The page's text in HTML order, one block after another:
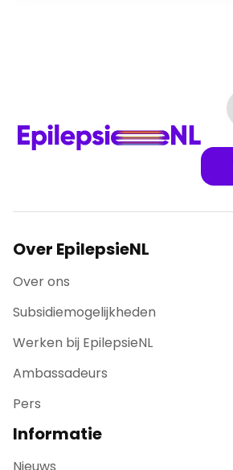
Over EpilepsieNL
Over ons
Subsidiemogelijkheden
Werken bij EpilepsieNL
Ambassadeurs
Pers
Informatie
Nieuws